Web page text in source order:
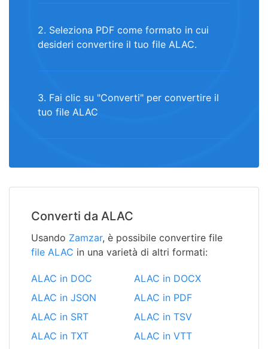
2. Seleziona PDF come formato in cui
desideri convertire il tuo file ALAC.
3. Fai clic su "Converti" per convertire il
tuo file ALAC
Converti da ALAC
Usando Zamzar, è possibile convertire file
file ALAC in una varietà di altri formati:
ALAC in DOC
ALAC in DOCX
ALAC in JSON
ALAC in PDF
ALAC in SRT
ALAC in TSV
ALAC in TXT
ALAC in VTT